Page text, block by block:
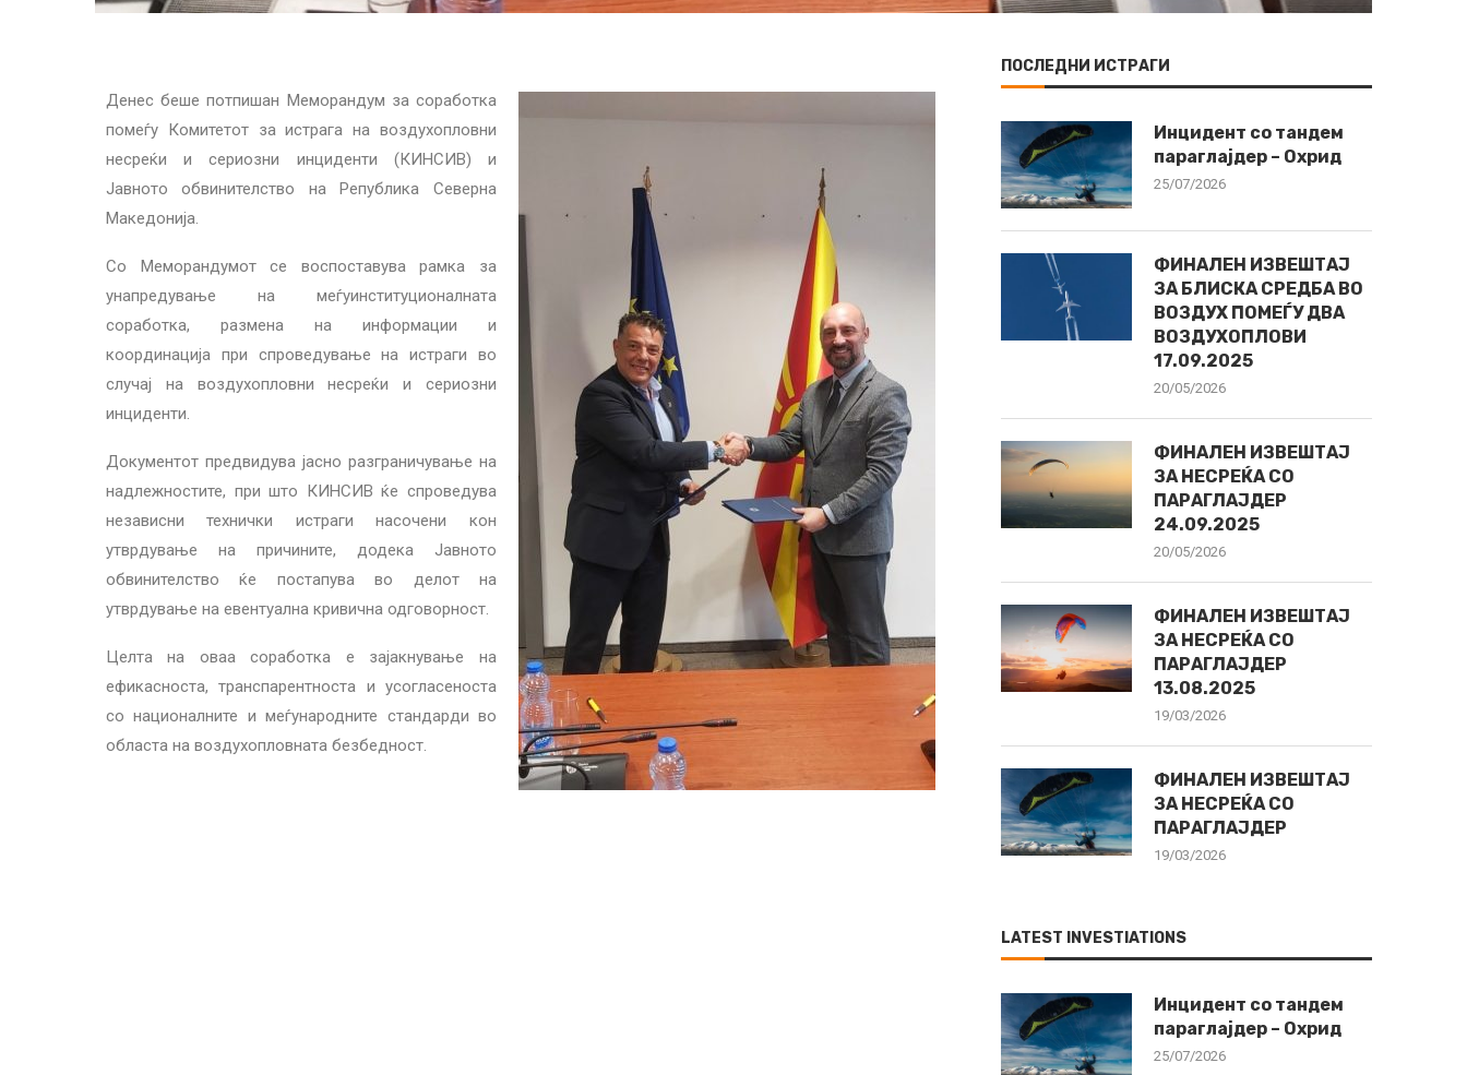
Денес беше потпишан Меморандум за соработка
помеѓу Комитетот за истрага на воздухопловни
несреќи и сериозни инциденти (КИНСИВ) и
Јавното обвинителство на Република Северна
Македонија.
Со Меморандумот се воспоставува рамка за
унапредување на меѓуинституционалната
соработка, размена на информации и
координација при спроведување на истраги во
случај на воздухопловни несреќи и сериозни
инциденти.
Документот предвидува јасно разграничување на
надлежностите, при што КИНСИВ ќе спроведува
независни технички истраги насочени кон
утврдување на причините, додека Јавното
обвинителство ќе постапува во делот на
утврдување на евентуална кривична одговорност.
Целта на оваа соработка е зајакнување на
ефикасноста, транспарентноста и усогласеноста
со националните и меѓународните стандарди во
областа на воздухопловната безбедност.
ПОСЛЕДНИ ИСТРАГИ
Инцидент со тандем
параглајдер – Охрид
25/07/2026
ФИНАЛЕН ИЗВЕШТАЈ
ЗА БЛИСКА СРЕДБА ВО
ВОЗДУХ ПОМЕЃУ ДВА
ВОЗДУХОПЛОВИ
17.09.2025
20/05/2026
ФИНАЛЕН ИЗВЕШТАЈ
ЗА НЕСРЕЌА СО
ПАРАГЛАЈДЕР
24.09.2025
20/05/2026
ФИНАЛЕН ИЗВЕШТАЈ
ЗА НЕСРЕЌА СО
ПАРАГЛАЈДЕР
13.08.2025
19/03/2026
ФИНАЛЕН ИЗВЕШТАЈ
ЗА НЕСРЕЌА СО
ПАРАГЛАЈДЕР
19/03/2026
LATEST INVESTIATIONS
Инцидент со тандем
параглајдер – Охрид
25/07/2026